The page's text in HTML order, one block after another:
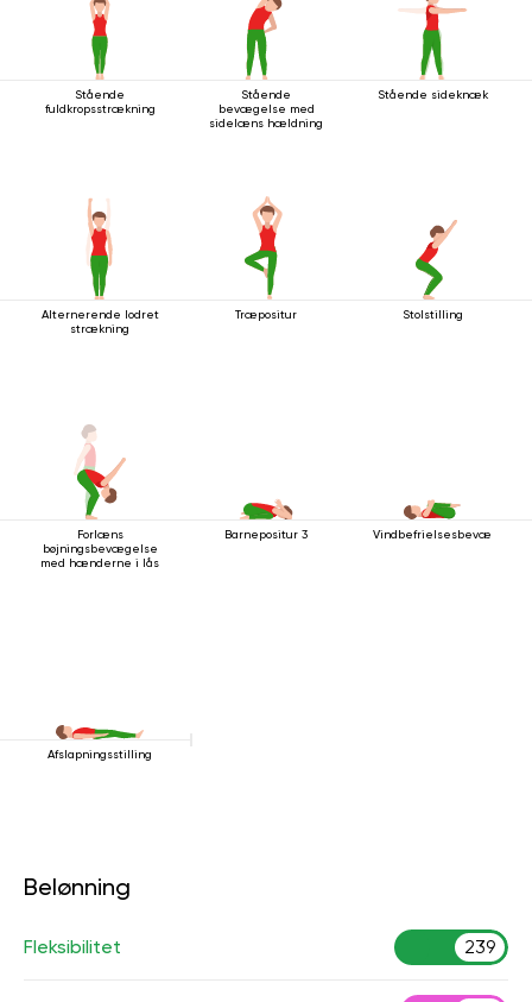
Stående
fuldkropsstrækning
Stående
bevægelse med
sidelæns hældning
Stående sideknæk
Alternerende lodret
strækning
Træpositur Stolstilling
Forlæns
bøjningsbevægelse
med hænderne i lås
Barnepositur 3 Vindbefrielsesbevægelsen
Afslapningsstilling
Belønning
Fleksibilitet 239